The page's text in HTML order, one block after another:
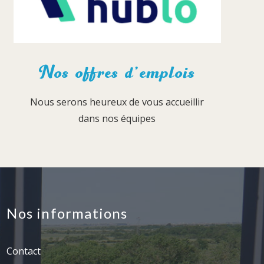
Nos offres d’emplois
Nous serons heureux de vous accueillir
dans nos équipes
Nos informations
Contact